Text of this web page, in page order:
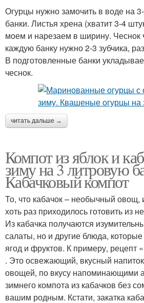
Огурцы нужно замочить в воде на
банки. Листья хрена (хватит 3-4
моем и нарезаем в ширину. Чеснок
каждую банку нужно 2-3 зубчика,
В подготовленные банки
чеснок.
читать дальше →
Компот из яблок и
зиму на 3 литровую
Кабачковый компот
То, что кабачок – необычный овощ,
хоть раз приходилось готовить из
Из кабачка получаются
салаты, но и другие блюда,
ягод и фруктов. К примеру, рецепт
. Это освежающий, вкусный
овощей, по вкусу напоминающими
зимнего компота из кабачков без
вашим родным. Кстати, закатка